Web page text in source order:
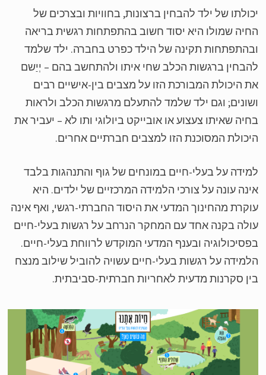
של ילד להבחין ברצונות, בחוויות ובצרכים של
שמולו היא יסוד חשוב בהתפתחות רגשית בריאה
תקינה של הילד כפרט בחברה. ילד שלמד
ברגשות הכלב שחי איתו ולהתחשב בהם – יְיַשם
היכולת המבורכת הזו על מצבים בין-אישיים רבים
וגם ילד שלמד להתעלם מרגשות הכלב ולראות
שאיתו צעצוע או אובייקט ביולוגי ותו לא – יעביר את
המסוכנת הזו למצבים חברתיים אחרים.
על בעלי-חיים במונחים של גוף והתנהגות בלבד
עונה על צורכי הלמידה המרכזיים של ילדים. היא
מהחינוך המדעי את היסוד החברתי-רגשי, ואף אינה
בקנה אחד עם המחקר הנרחב על רגשות בעלי-חיים
ובענף המדעי המוקדש לרווחת בעלי-חיים.
על רגשות בעלי-חיים עשויה להוביל שילוב מנצח
סקרנות מדעית לאחריות חברתית-סביבתית.